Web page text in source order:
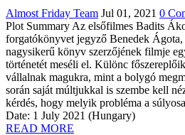
Almost Friday Team Jul 01, 2021 0
Plot Summary Az elsőfilmes Badits
forgatókönyvet jegyző Benedek
nagysikerű könyv szerzőjének filmje
történetét meséli el. Különc
vállalnak magukra, mint a bolygó
során saját múltjukkal is szembe kell
kérdés, hogy melyik probléma a
Date: 1 July 2021 (Hungary)
READ MORE